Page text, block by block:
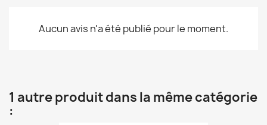
Aucun avis n'a été publié pour le moment.
1 autre produit dans la même catégorie
: